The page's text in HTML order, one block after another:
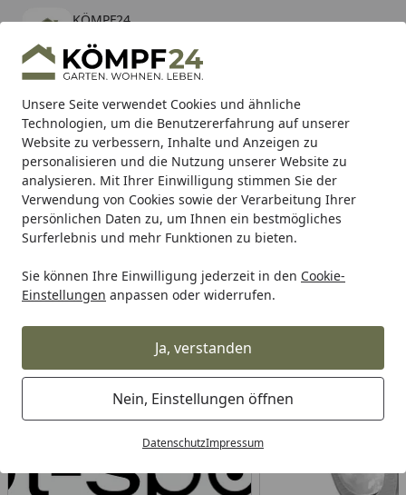
Unsere Seite verwendet Cookies und ähnliche
Technologien, um die Benutzererfahrung auf unserer
Website zu verbessern, Inhalte und Anzeigen zu
personalisieren und die Nutzung unserer Website zu
analysieren. Mit Ihrer Einwilligung stimmen Sie der
Verwendung von Cookies sowie der Verarbeitung Ihrer
persönlichen Daten zu, um Ihnen ein bestmögliches
Surferlebnis und mehr Funktionen zu bieten.
Sie können Ihre Einwilligung jederzeit in den Cookie-
Einstellungen anpassen oder widerrufen.
Ja, verstanden
Nein, Einstellungen öffnen
DatenschutzImpressum
KÖMPF24
kostenlos - Im App Store
Hotline
Alle Produkte
Mein Konto
Suchen
Karibu Pools inkl. gratis Sandfilteranlage & Pool-
Starterset (Gesamtwert bis 468,99€)
Startseite
dot-spot
dot-spot
Wählen Sie Ihre Wunschkategorie